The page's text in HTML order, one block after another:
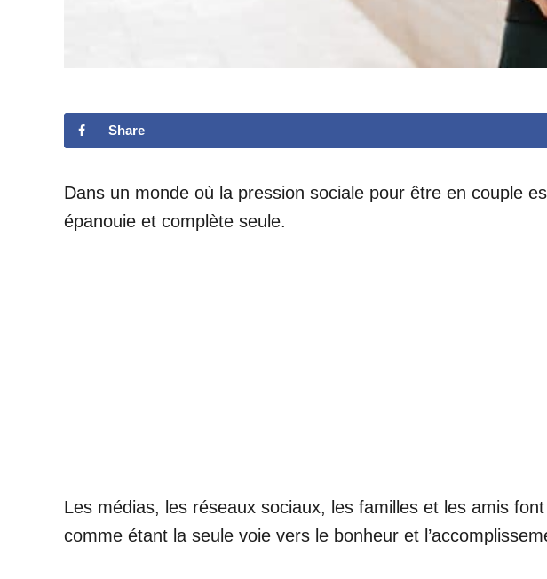
Share
Dans un monde où la pression sociale pour être en couple
épanouie et complète seule.
Les médias, les réseaux sociaux, les familles et les amis
comme étant la seule voie vers le bonheur et